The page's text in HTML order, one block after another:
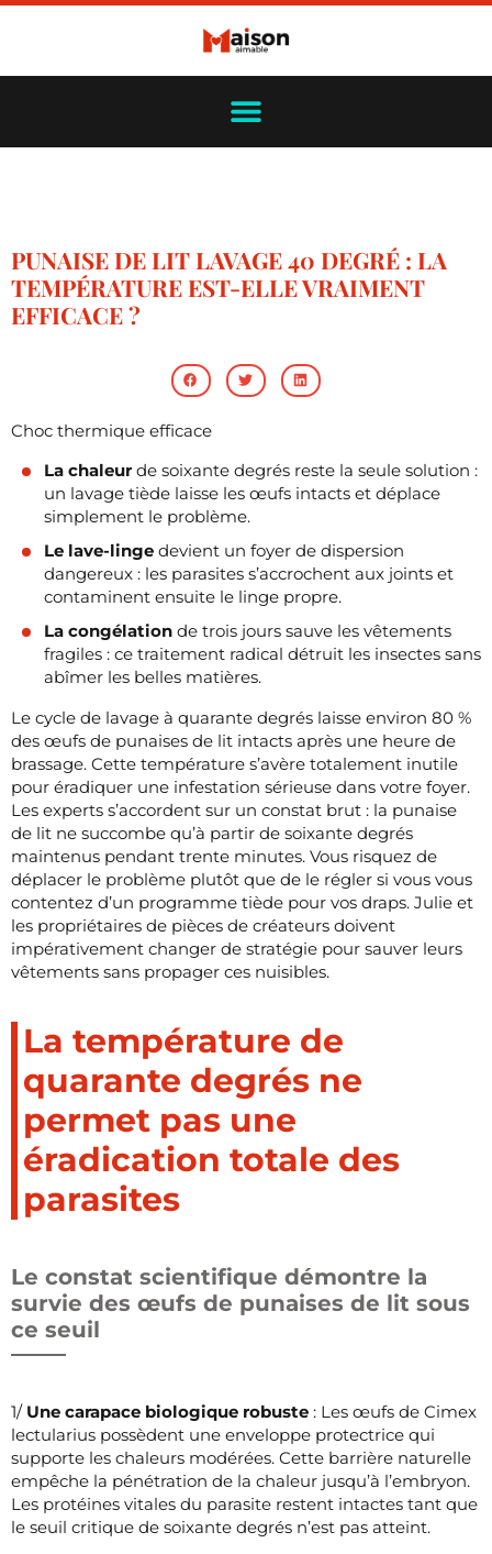
PUNAISE DE LIT LAVAGE 40 DEGRÉ : LA
TEMPÉRATURE EST-ELLE VRAIMENT
EFFICACE ?
Choc thermique efficace
La chaleur de soixante degrés reste la seule solution :
un lavage tiède laisse les œufs intacts et déplace
simplement le problème.
Le lave-linge devient un foyer de dispersion
dangereux : les parasites s’accrochent aux joints et
contaminent ensuite le linge propre.
La congélation de trois jours sauve les vêtements
fragiles : ce traitement radical détruit les insectes sans
abîmer les belles matières.
Le cycle de lavage à quarante degrés laisse environ 80 %
des œufs de punaises de lit intacts après une heure de
brassage. Cette température s’avère totalement inutile
pour éradiquer une infestation sérieuse dans votre foyer.
Les experts s’accordent sur un constat brut : la punaise
de lit ne succombe qu’à partir de soixante degrés
maintenus pendant trente minutes. Vous risquez de
déplacer le problème plutôt que de le régler si vous vous
contentez d’un programme tiède pour vos draps. Julie et
les propriétaires de pièces de créateurs doivent
impérativement changer de stratégie pour sauver leurs
vêtements sans propager ces nuisibles.
La température de
quarante degrés ne
permet pas une
éradication totale des
parasites
Le constat scientifique démontre la
survie des œufs de punaises de lit sous
ce seuil
1/ Une carapace biologique robuste : Les œufs de Cimex
lectularius possèdent une enveloppe protectrice qui
supporte les chaleurs modérées. Cette barrière naturelle
empêche la pénétration de la chaleur jusqu’à l’embryon.
Les protéines vitales du parasite restent intactes tant que
le seuil critique de soixante degrés n’est pas atteint.